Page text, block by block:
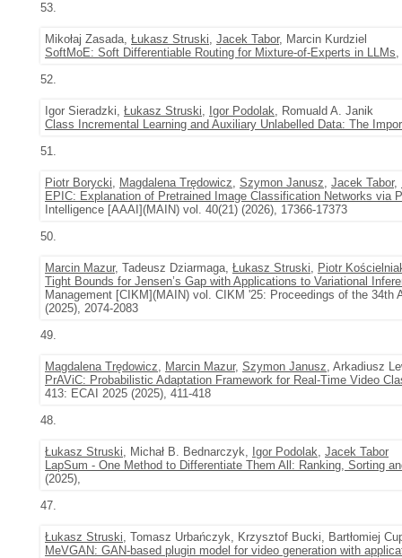
53.
Mikołaj Zasada, Łukasz Struski, Jacek Tabor, Marcin Kurdziel
SoftMoE: Soft Differentiable Routing for Mixture-of-Experts in LLMs,
52.
Igor Sieradzki, Łukasz Struski, Igor Podolak, Romuald A. Janik
Class Incremental Learning and Auxiliary Unlabelled Data: The
51.
Piotr Borycki, Magdalena Trędowicz, Szymon Janusz, Jacek Tabor,
EPIC: Explanation of Pretrained Image Classification Networks via
Intelligence [AAAI](MAIN) vol. 40(21) (2026), 17366-17373
50.
Marcin Mazur, Tadeusz Dziarmaga, Łukasz Struski, Piotr
Tight Bounds for Jensen’s Gap with Applications to Variational
Management [CIKM](MAIN) vol. CIKM '25: Proceedings of the
(2025), 2074-2083
49.
Magdalena Trędowicz, Marcin Mazur, Szymon Janusz, Arkadiusz
PrAViC: Probabilistic Adaptation Framework for Real-Time Video
413: ECAI 2025 (2025), 411-418
48.
Łukasz Struski, Michał B. Bednarczyk, Igor Podolak, Jacek Tabor
LapSum - One Method to Differentiate Them All: Ranking, Sorting
(2025),
47.
Łukasz Struski, Tomasz Urbańczyk, Krzysztof Bucki, Bartłomiej
MeVGAN: GAN-based plugin model for video generation with